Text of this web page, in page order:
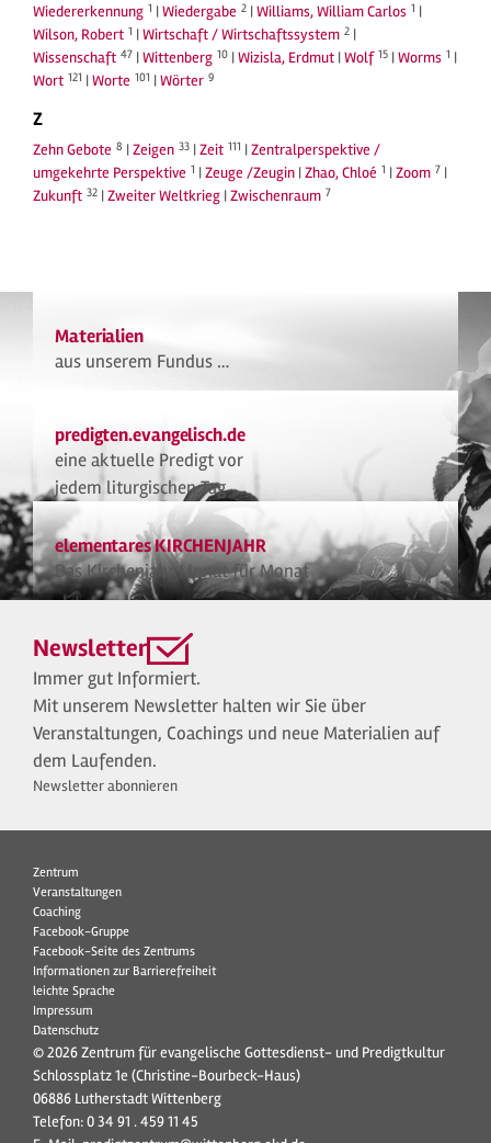
Wiedererkennung 1 |Wiedergabe 2 |Williams, William Carlos 1 |
Wilson, Robert 1 |Wirtschaft / Wirtschaftssystem 2 |
Wissenschaft 47 |Wittenberg 10 |Wizisla, Erdmut |Wolf 15 |Worms 1 |
Wort 121 |Worte 101 |Wörter 9
Z
Zehn Gebote 8 |Zeigen 33 |Zeit 111 |Zentralperspektive /
umgekehrte Perspektive 1 |Zeuge /Zeugin |Zhao, Chloé 1 |Zoom 7 |
Zukunft 32 |Zweiter Weltkrieg |Zwischenraum 7
Materialien
aus unserem Fundus …
predigten.evangelisch.de
eine aktuelle Predigt vor
jedem liturgischen Tag
elementares KIRCHENJAHR
Das Kirchenjahr Monat für Monat
Newsletter
Immer gut Informiert.
Mit unserem Newsletter halten wir Sie über
Veranstaltungen, Coachings und neue Materialien auf
dem Laufenden.
Newsletter abonnieren
Zentrum
Veranstaltungen
Coaching
Facebook-Gruppe
Facebook-Seite des Zentrums
Informationen zur Barrierefreiheit
leichte Sprache
Impressum
Datenschutz
© 2026 Zentrum für evangelische Gottesdienst- und Predigtkultur
Schlossplatz 1e (Christine-Bourbeck-Haus)
06886 Lutherstadt Wittenberg
Telefon:0 34 91 . 459 11 45